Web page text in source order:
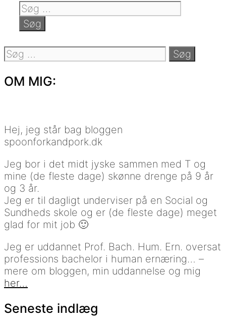
Søg
efter:
Søg
efter:
OM MIG:
Hej, jeg står bag bloggen
spoonforkandpork.dk
Jeg bor i det midt jyske sammen med T og
mine (de fleste dage) skønne drenge på 9 år
og 3 år.
Jeg er til dagligt underviser på en Social og
Sundheds skole og er (de fleste dage) meget
glad for mit job 🙂
Jeg er uddannet Prof. Bach. Hum. Ern. oversat
professions bachelor i human ernæring… –
mere om bloggen, min uddannelse og mig
her…
Seneste indlæg